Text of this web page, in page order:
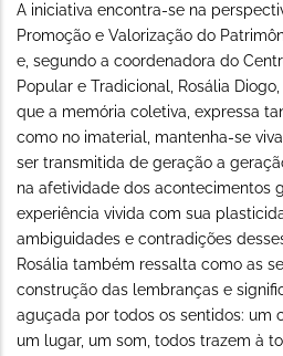
A iniciativa encontra-se na
Promoção e Valorização do
e, segundo a coordenadora do
Popular e Tradicional, Rosália
que a memória coletiva, expressa
como no imaterial, mantenha-se
ser transmitida de geração a
na afetividade dos acontecimentos
experiência vivida com sua
ambiguidades e contradições
Rosália também ressalta como as
construção das lembranças e
aguçada por todos os sentidos: um
um lugar, um som, todos trazem à